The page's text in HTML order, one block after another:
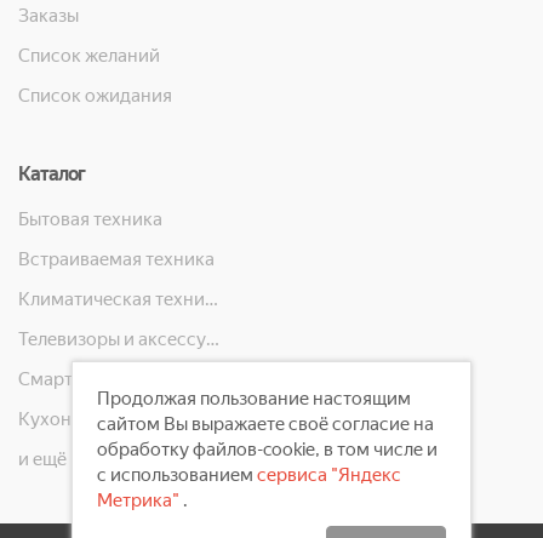
Заказы
Список желаний
Список ожидания
Каталог
Бытовая техника
Встраиваемая техника
Климатическая техника
Телевизоры и аксессуары
Кухонная техника
и ещё 10 категорий
Продолжая пользование настоящим
сайтом Вы выражаете своё согласие на
обработку файлов-cookie, в том числе и
с использованием сервиса "Яндекс
Метрика" .